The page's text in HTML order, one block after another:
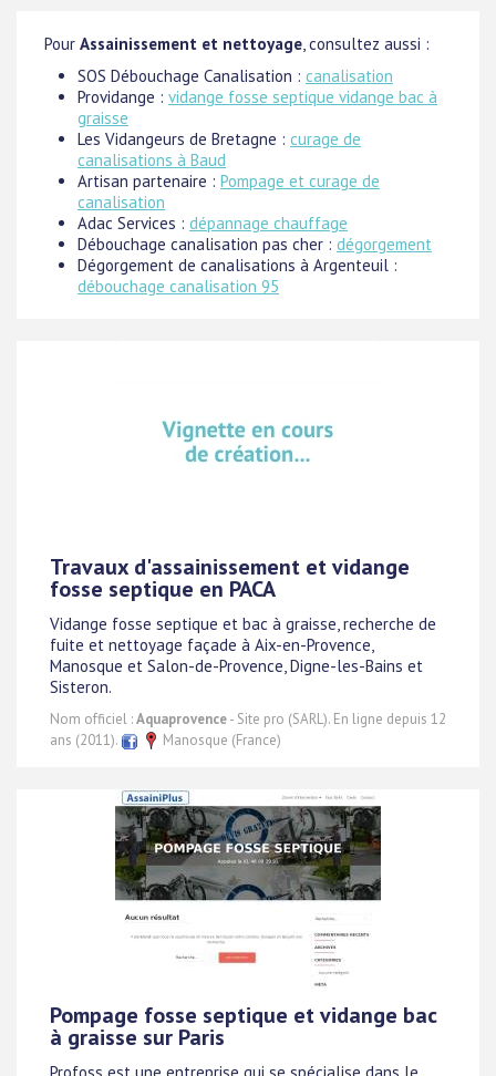
Pour Assainissement et nettoyage , consultez aussi :
SOS Débouchage Canalisation : canalisation
Providange : vidange fosse septique vidange bac à
graisse
Les Vidangeurs de Bretagne : curage de
canalisations à Baud
Artisan partenaire : Pompage et curage de
canalisation
Adac Services : dépannage chauffage
Débouchage canalisation pas cher : dégorgement
Dégorgement de canalisations à Argenteuil :
débouchage canalisation 95
Travaux d'assainissement et vidange
fosse septique en PACA
Vidange fosse septique et bac à graisse, recherche de
fuite et nettoyage façade à Aix-en-Provence,
Manosque et Salon-de-Provence, Digne-les-Bains et
Sisteron.
Nom officiel :Aquaprovence- Site pro (SARL). En ligne depuis 12
ans (2011).
Manosque (France)
Pompage fosse septique et vidange bac
à graisse sur Paris